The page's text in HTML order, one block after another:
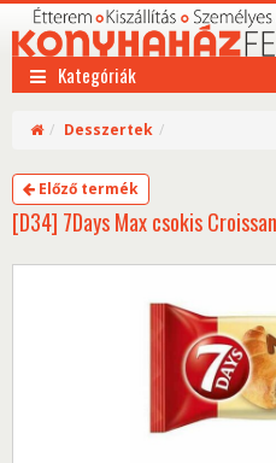
Kategóriák
Desszertek
Előző termék
[D34] 7Days Max csokis